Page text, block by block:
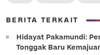
BERITA TERKAIT
Hidayat Pakamundi:
Tonggak Baru